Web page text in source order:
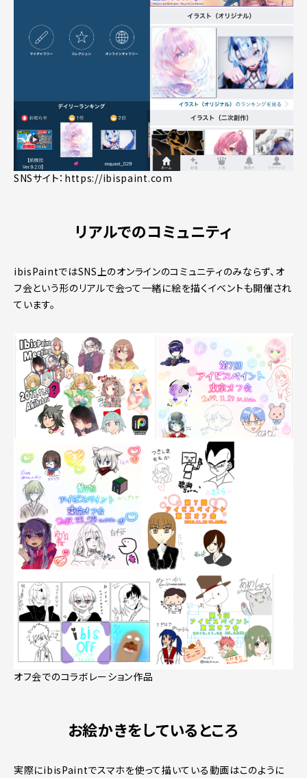
SNSサイト： https://ibispaint.com
リアルでのコミュニティ
ibisPaintではSNS上のオンラインのコミュニティのみならず、オ
フ会という形のリアルで会って一緒に絵を描くイベントも開催され
ています。
オフ会でのコラボレーション作品
お絵かきをしているところ
実際にibisPaintでスマホを使って描いている動画はこのように